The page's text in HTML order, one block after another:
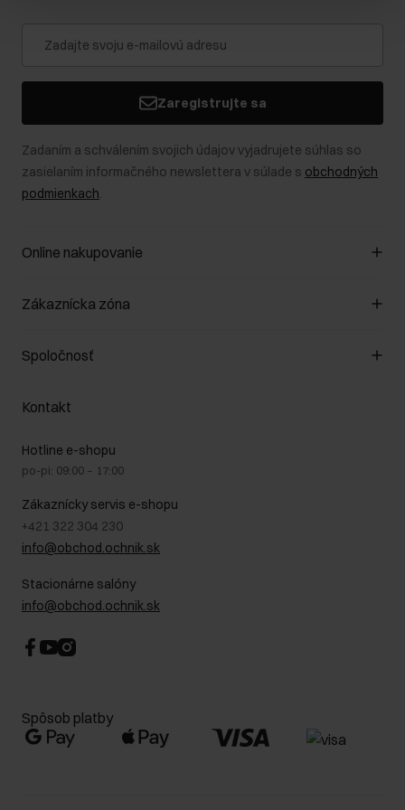
Zaregistrujte sa
Zadaním a schválením svojich údajov vyjadrujete súhlas so
zasielaním informačného newslettera v súlade s obchodných
podmienkach.
Online nakupovanie
Spravovať súbory cookie
Spôsob platby
Vrátenie
Zákaznícka zóna
Zákazníky klub
Pravidlá propagácie
Starostlivosť o kožu
Bezpečné nakupovanie
Blog
Najčastejšie kladené otázky (FAQ)
Spoločnosť
O nás
GDPR - Zásady ochrany osobných údajov
Právne informácie
Kontakt
Hotline e-shopu
po-pi: 09:00 – 17:00
Zákaznícky servis e-shopu
+421 322 304 230
info@obchod.ochnik.sk
Stacionárne salóny
info@obchod.ochnik.sk
Spôsob platby